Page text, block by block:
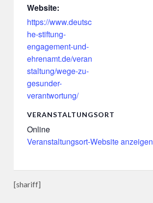
Website:
https://www.deutsc
he-stiftung-
engagement-und-
ehrenamt.de/veran
staltung/wege-zu-
gesunder-
verantwortung/
VERANSTALTUNGSORT
Online
Veranstaltungsort-Website anzeigen
[shariff]